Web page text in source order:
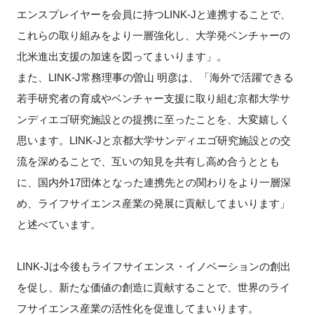
エンスプレイヤーを会員に持つLINK-Jと連携することで、
これらの取り組みをより一層強化し、大学発ベンチャーの
北米進出支援の加速を図ってまいります」。
また、LINK-J常務理事の曽山 明彦は、「海外で活躍できる
若手研究者の育成やベンチャー支援に取り組む京都大学サ
ンディエゴ研究施設との提携に至ったことを、大変嬉しく
思います。LINK-Jと京都大学サンディエゴ研究施設との交
流を深めることで、互いの知見を共有し高め合うととも
に、国内外17団体となった連携先との関わりをより一層深
め、ライフサイエンス産業の発展に貢献してまいります」
と述べています。
LINK-Jは今後もライフサイエンス・イノベーションの創出
を促し、新たな価値の創造に貢献することで、世界のライ
フサイエンス産業の活性化を促進してまいります。